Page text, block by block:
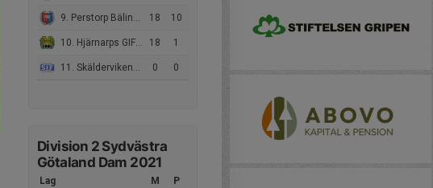
9. Perstorp Bälinge IK 18 10
10. Hjärnarps GIF (9m9) 18 1
11. Skäldervikens IF 0 0
Division 2 Sydvästra
Götaland Dam 2021
Lag M P